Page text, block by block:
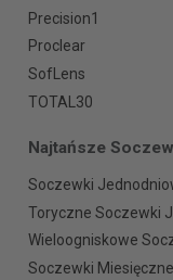
Precision1
Proclear
SofLens
TOTAL30
Najtańsze
Soczewki
Toryczne Soczewki
Wieloogniskowe
Soczewki Miesięczne